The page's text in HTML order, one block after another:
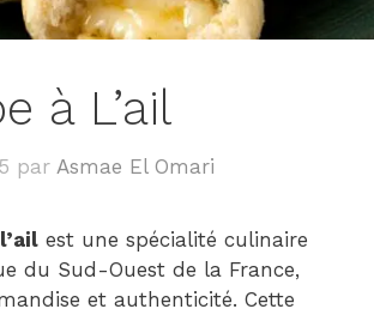
à L’ail
par Asmae El Omari
est une spécialité culinaire
du Sud-Ouest de la France,
et authenticité. Cette